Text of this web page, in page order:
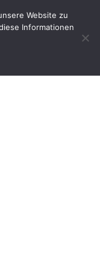
Website zu
Informationen